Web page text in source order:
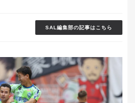
SAL編集部の記事はこちら